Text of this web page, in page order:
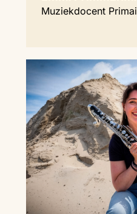
Muziekdocent